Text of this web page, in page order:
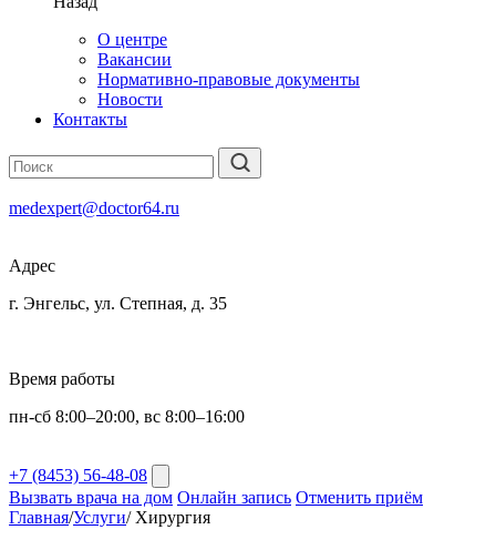
О центре
Вакансии
Нормативно-правовые документы
Новости
Контакты
medexpert@doctor64.ru
Адрес
г. Энгельс, ул. Степная, д. 35
Время работы
пн-сб 8:00–20:00, вс 8:00–16:00
+7 (8453) 56-48-08
Вызвать врача на дом Онлайн запись Отменить приём
Главная/Услуги/ Хирургия